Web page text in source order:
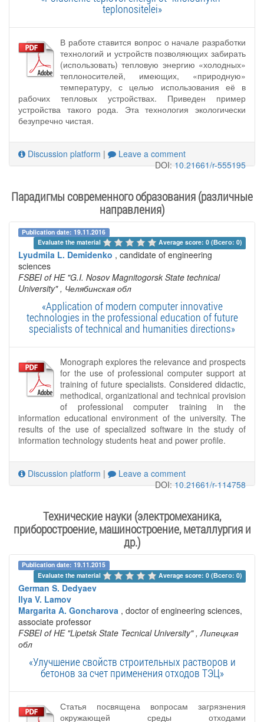
teplonositelei»
В работе ставится вопрос о начале разработки
технологий и устройств позволяющих забирать
(использовать) тепловую энергию «холодных»
теплоносителей, имеющих, «природную»
температуру, с целью использования её в
рабочих тепловых устройствах. Приведен пример
устройства такого рода. Эта технология экологически
безупречно чистая.
Discussion platform |
Leave a comment
DOI:10.21661/r-555195
Парадигмы современного образования (различные
направления)
Publication date: 19.11.2016
Evaluate the material
Average score: 0 (Всего: 0)
Lyudmila L. Demidenko , candidate of engineering
sciences
FSBEI of HE "G.I. Nosov Magnitogorsk State technical
University" , Челябинская обл
«Application of modern computer innovative
technologies in the professional education of future
specialists of technical and humanities directions»
Monograph explores the relevance and prospects
for the use of professional computer support at
training of future specialists. Considered didactic,
methodical, organizational and technical provision
of professional computer training in the
information educational environment of the university. The
results of the use of specialized software in the study of
information technology students heat and power profile.
Discussion platform |
Leave a comment
DOI:10.21661/r-114758
Технические науки (электромеханика,
приборостроение, машиностроение, металлургия и
др.)
Publication date: 19.11.2015
Evaluate the material
Average score: 0 (Всего: 0)
German S. Dedyaev
Ilya V. Lamov
Margarita A. Goncharova , doctor of engineering sciences,
associate professor
FSBEI of HE "Lipetsk State Tecnical University" , Липецкая
обл
«Улучшение свойств строительных растворов и
бетонов за счет применения отходов ТЭЦ»
Статья посвящена вопросам загрязнения
окружающей среды отходами